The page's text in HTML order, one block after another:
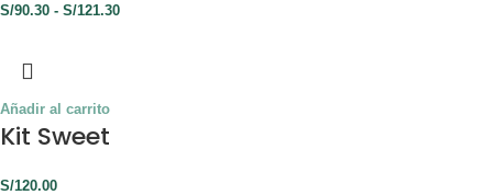
S/90.30 - S/121.30
Añadir al carrito
Kit Sweet
S/120.00